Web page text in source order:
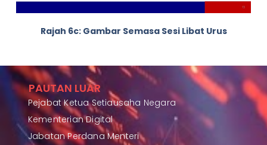
Rajah 6c: Gambar Semasa Sesi Libat Urus
PAUTAN LUAR
Pejabat Ketua Setiausaha Negara
Kementerian Digital
Jabatan Perdana Menteri